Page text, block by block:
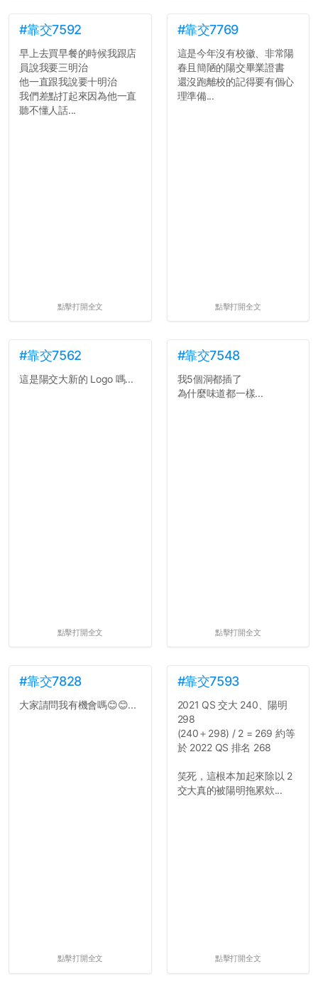
#靠交7592
早上去買早餐的時候我跟店
員說我要三明治
他一直跟我說要十明治
我們差點打起來因為他一直
聽不懂人話...
點擊打開全文
#靠交7769
這是今年沒有校徽、非常陽
春且簡陋的陽交畢業證書
還沒跑離校的記得要有個心
理準備...
點擊打開全文
#靠交7562
這是陽交大新的 Logo 嗎...
點擊打開全文
#靠交7548
我5個洞都插了
為什麼味道都一樣...
點擊打開全文
#靠交7828
大家請問我有機會嗎😊😊...
點擊打開全文
#靠交7593
2021 QS 交大 240、陽明
298
(240＋298) / 2 = 269 約等
於 2022 QS 排名 268
笑死，這根本加起來除以 2
交大真的被陽明拖累欸...
點擊打開全文